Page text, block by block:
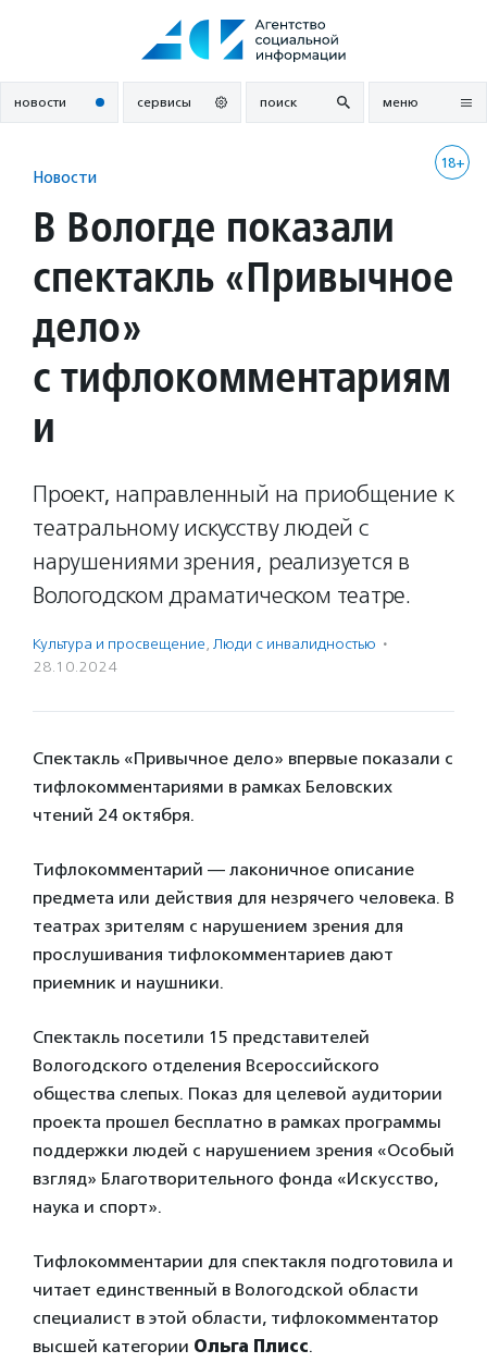
новости сервисы поиск меню
18+
Новости
В Вологде показали
спектакль «Привычное
дело»
с тифлокомментариям
и
Проект, направленный на приобщение к
театральному искусству людей с
нарушениями зрения, реализуется в
Вологодском драматическом театре.
Культура и просвещение, Люди с инвалидностью ·
28.10.2024
Спектакль «Привычное дело» впервые показали с
тифлокомментариями в рамках Беловских
чтений 24 октября.
Тифлокомментарий — лаконичное описание
предмета или действия для незрячего человека. В
театрах зрителям с нарушением зрения для
прослушивания тифлокомментариев дают
приемник и наушники.
Спектакль посетили 15 представителей
Вологодского отделения Всероссийского
общества слепых. Показ для целевой аудитории
проекта прошел бесплатно в рамках программы
поддержки людей с нарушением зрения «Особый
взгляд» Благотворительного фонда «Искусство,
наука и спорт».
Тифлокомментарии для спектакля подготовила и
читает единственный в Вологодской области
специалист в этой области, тифлокомментатор
высшей категории Ольга Плисс.